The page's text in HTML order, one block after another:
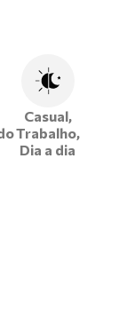
ao
de
Casual,
Trabalho,
Dia a dia